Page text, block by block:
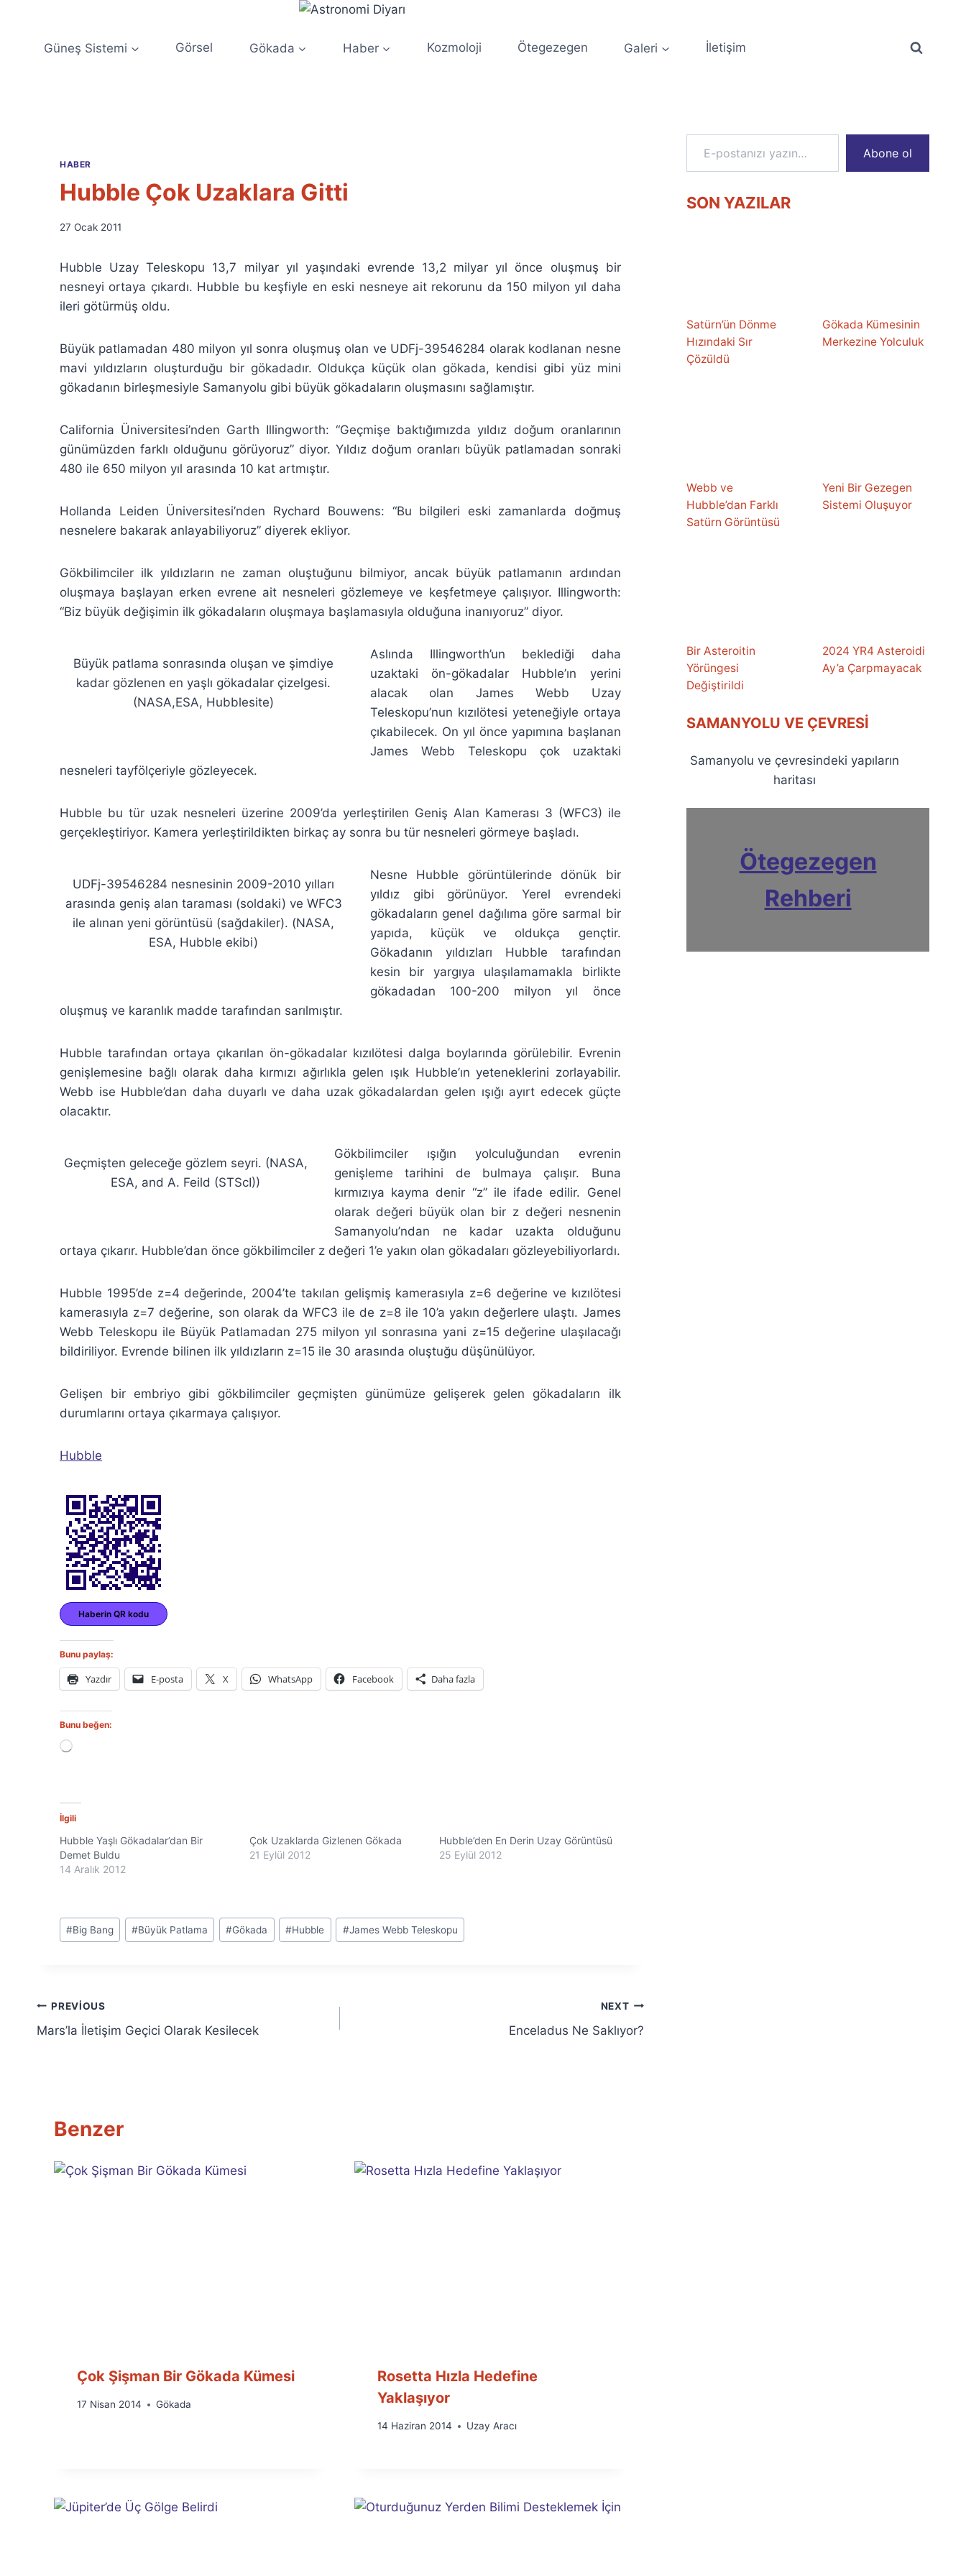
Güneş Sistemi Görsel Gökada Haber Kozmoloji Ötegezegen Galeri İletişim
HABER
Hubble Çok Uzaklara Gitti
By
Özyar
27 Ocak 2011
Hubble Uzay Teleskopu 13,7 milyar yıl yaşındaki evrende 13,2 milyar yıl önce oluşmuş bir
nesneyi ortaya çıkardı. Hubble bu keşfiyle en eski nesneye ait rekorunu da 150 milyon yıl daha
ileri götürmüş oldu.
Büyük patlamadan 480 milyon yıl sonra oluşmuş olan ve UDFj-39546284 olarak kodlanan nesne
mavi yıldızların oluşturduğu bir gökadadır. Oldukça küçük olan gökada, kendisi gibi yüz mini
gökadanın birleşmesiyle Samanyolu gibi büyük gökadaların oluşmasını sağlamıştır.
California Üniversitesi’nden Garth Illingworth: “Geçmişe baktığımızda yıldız doğum oranlarının
günümüzden farklı olduğunu görüyoruz” diyor. Yıldız doğum oranları büyük patlamadan sonraki
480 ile 650 milyon yıl arasında 10 kat artmıştır.
Hollanda Leiden Üniversitesi’nden Rychard Bouwens: “Bu bilgileri eski zamanlarda doğmuş
nesnelere bakarak anlayabiliyoruz” diyerek ekliyor.
Gökbilimciler ilk yıldızların ne zaman oluştuğunu bilmiyor, ancak büyük patlamanın ardından
oluşmaya başlayan erken evrene ait nesneleri gözlemeye ve keşfetmeye çalışıyor. Illingworth:
“Biz büyük değişimin ilk gökadaların oluşmaya başlamasıyla olduğuna inanıyoruz” diyor.
Büyük patlama sonrasında oluşan ve şimdiye
kadar gözlenen en yaşlı gökadalar çizelgesi.
(NASA,ESA, Hubblesite)
Aslında Illingworth’un beklediği daha
uzaktaki ön-gökadalar Hubble’ın yerini
alacak olan James Webb Uzay
Teleskopu’nun kızılötesi yeteneğiyle ortaya
çıkabilecek. On yıl önce yapımına başlanan
James Webb Teleskopu çok uzaktaki
nesneleri tayfölçeriyle gözleyecek.
Hubble bu tür uzak nesneleri üzerine 2009’da yerleştirilen Geniş Alan Kamerası 3 (WFC3) ile
gerçekleştiriyor. Kamera yerleştirildikten birkaç ay sonra bu tür nesneleri görmeye başladı.
UDFj-39546284 nesnesinin 2009-2010 yılları
arasında geniş alan taraması (soldaki) ve WFC3
ile alınan yeni görüntüsü (sağdakiler). (NASA,
ESA, Hubble ekibi)
Nesne Hubble görüntülerinde dönük bir
yıldız gibi görünüyor. Yerel evrendeki
gökadaların genel dağılıma göre sarmal bir
yapıda, küçük ve oldukça gençtir.
Gökadanın yıldızları Hubble tarafından
kesin bir yargıya ulaşılamamakla birlikte
gökadadan 100-200 milyon yıl önce
oluşmuş ve karanlık madde tarafından sarılmıştır.
Hubble tarafından ortaya çıkarılan ön-gökadalar kızılötesi dalga boylarında görülebilir. Evrenin
genişlemesine bağlı olarak daha kırmızı ağırlıkla gelen ışık Hubble’ın yeteneklerini zorlayabilir.
Webb ise Hubble’dan daha duyarlı ve daha uzak gökadalardan gelen ışığı ayırt edecek güçte
olacaktır.
Geçmişten geleceğe gözlem seyri. (NASA,
ESA, and A. Feild (STScI))
Gökbilimciler ışığın yolculuğundan evrenin
genişleme tarihini de bulmaya çalışır. Buna
kırmızıya kayma denir “z” ile ifade edilir. Genel
olarak değeri büyük olan bir z değeri nesnenin
Samanyolu’ndan ne kadar uzakta olduğunu
ortaya çıkarır. Hubble’dan önce gökbilimciler z değeri 1’e yakın olan gökadaları gözleyebiliyorlardı.
Hubble 1995’de z=4 değerinde, 2004’te takılan gelişmiş kamerasıyla z=6 değerine ve kızılötesi
kamerasıyla z=7 değerine, son olarak da WFC3 ile de z=8 ile 10’a yakın değerlere ulaştı. James
Webb Teleskopu ile Büyük Patlamadan 275 milyon yıl sonrasına yani z=15 değerine ulaşılacağı
bildiriliyor. Evrende bilinen ilk yıldızların z=15 ile 30 arasında oluştuğu düşünülüyor.
Gelişen bir embriyo gibi gökbilimciler geçmişten günümüze gelişerek gelen gökadaların ilk
durumlarını ortaya çıkarmaya çalışıyor.
Hubble
Haberin QR kodu
Bunu paylaş:
Yazdır E-posta X WhatsApp Facebook Daha fazla
Bunu beğen:
Y
n
y
o
İlgili
Hubble Yaşlı Gökadalar’dan Bir
Demet Buldu
14 Aralık 2012
Çok Uzaklarda Gizlenen Gökada
21 Eylül 2012
Hubble’den En Derin Uzay Görüntüsü
25 Eylül 2012
Post
Tags:
#Big Bang #Büyük Patlama #Gökada #Hubble #James Webb Teleskopu
Yazı
gezinmesi
PREVIOUS
Mars’la İletişim Geçici Olarak Kesilecek
NEXT
Enceladus Ne Saklıyor?
Benzer
Çok Şişman Bir Gökada Kümesi
By
17 Nisan 2014 Gökada
Rosetta Hızla Hedefine
Yaklaşıyor
By
14 Haziran 2014 Uzay Aracı
E-postanızı yazın…
Abone ol
SON YAZILAR
Satürn’ün Dönme
Hızındaki Sır
Çözüldü
Gökada Kümesinin
Merkezine Yolculuk
Webb ve
Hubble’dan Farklı
Satürn Görüntüsü
Yeni Bir Gezegen
Sistemi Oluşuyor
Bir Asteroitin
Yörüngesi
Değiştirildi
2024 YR4 Asteroidi
Ay’a Çarpmayacak
SAMANYOLU VE ÇEVRESI
Samanyolu ve çevresindeki yapıların
haritası
Ötegezegen
Rehberi